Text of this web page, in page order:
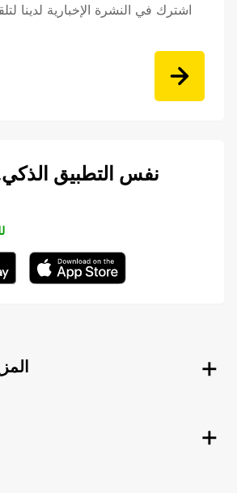
اشترك في النشرة الإخبارية لدينا
نفس التطبيق